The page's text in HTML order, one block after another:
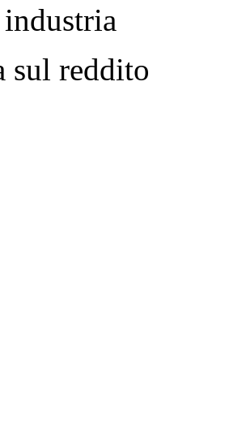
sul reddito